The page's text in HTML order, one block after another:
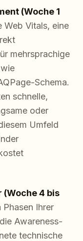
(Woche 1
Web Vitals, eine
mehrsprachige
Schema.
schnelle,
oder
Umfeld
(Woche 4 bis
Phasen Ihrer
Awareness-
technische